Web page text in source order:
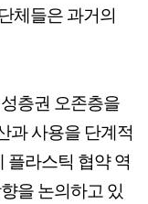
체들은 과거의
층권 오존층을
과 사용을 단계적
플라스틱 협약 역
을 논의하고 있